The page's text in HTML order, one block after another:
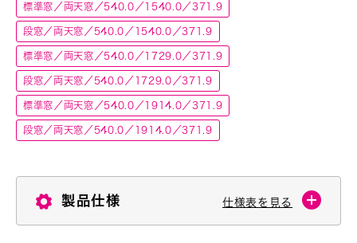
標準窓／両天窓／540.0／1540.0／371.9
段窓／両天窓／540.0／1540.0／371.9
標準窓／両天窓／540.0／1729.0／371.9
段窓／両天窓／540.0／1729.0／371.9
標準窓／両天窓／540.0／1914.0／371.9
段窓／両天窓／540.0／1914.0／371.9
製品仕様 仕様表を見る